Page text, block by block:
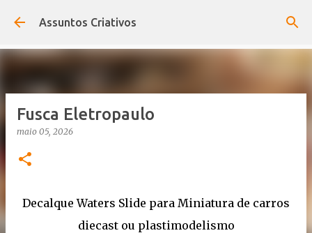
Pular para o conteúdo principal
Assuntos Criativos
Fusca Eletropaulo
maio 05, 2026
Decalque Waters Slide para Miniatura de carros
diecast ou plastimodelismo